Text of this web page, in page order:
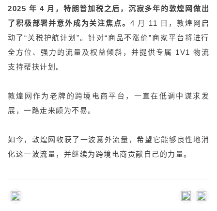
2025 年 4 月，特朗普加税之后，沉寂多年的敦煌网做出
了积极部署并意外成为关注焦点。 4 月 11 日，敦煌网启
动了“关税护航计划”。针对“商品不涨价”商家平台将进行
全方位、强力的流量及权益倾斜，并提供专属 1V1 物流
支持帮扶计划。
敦煌网作为老牌的跨境电商平台，一直在低调中谋求发
展，一路走来颇为不易。
如今，敦煌网收获了一波意外流量，希望它能够良性地消
化这一波流量，并继续为跨境电商贡献自己的力量。